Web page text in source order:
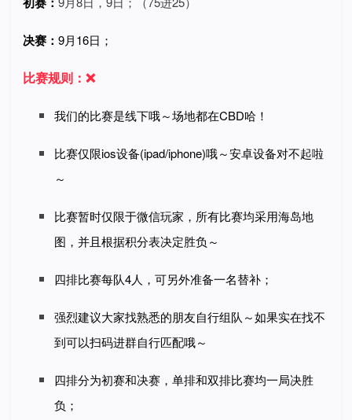
决赛： 9月16日；
比赛规则：❌
我们的比赛是线下哦～场地都在CBD哈！
比赛仅限ios设备(ipad/iphone)哦～安卓设备对不起啦
～
比赛暂时仅限于微信玩家，所有比赛均采用海岛地
图，并且根据积分表决定胜负～
四排比赛每队4人，可另外准备一名替补；
强烈建议大家找熟悉的朋友自行组队～如果实在找不
到可以扫码进群自行匹配哦～
四排分为初赛和决赛，单排和双排比赛均一局决胜
负；